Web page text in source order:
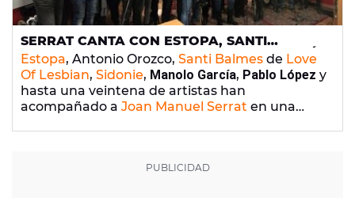
SERRAT CANTA CON ESTOPA, SANTI
BALMES, ANTONIO OROZCO Y MUCHOS MÁS
POR LAS VÍCTIMAS DEL MEDITERRANEO
Estopa, Antonio Orozco, Santi Balmes de Love
Of Lesbian, Sidonie, Manolo García, Pablo López y
hasta una veintena de artistas han
acompañado a Joan Manuel Serrat en una
que organizará un concierto benéfico el